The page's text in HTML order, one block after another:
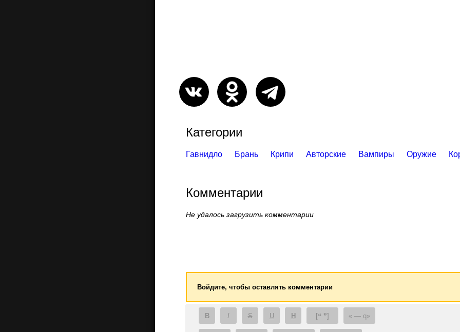
Категории
Гавнидло Брань Крипи Авторские Вампиры Оружие
Комментарии
Не удалось загрузить комментарии
Войдите, чтобы оставлять комментарии
B I S U H [❝ ❞] — q